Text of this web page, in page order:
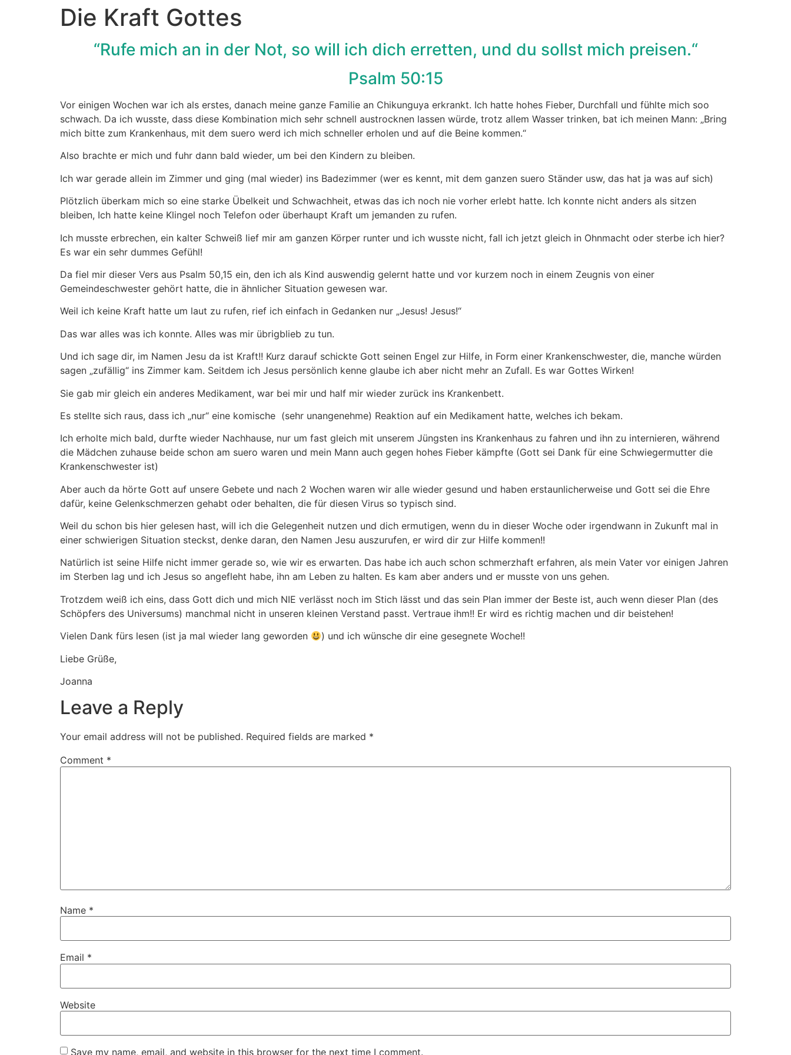
Die Kraft Gottes
“Rufe mich an in der Not, so will ich dich erretten, und du sollst mich preisen.“
‭‭Psalm‬ ‭50‬:‭15
Vor einigen Wochen war ich als erstes, danach meine ganze Familie an Chikunguya erkrankt. Ich hatte hohes Fieber, Durchfall und fühlte mich soo
schwach. Da ich wusste, dass diese Kombination mich sehr schnell austrocknen lassen würde, trotz allem Wasser trinken, bat ich meinen Mann: „Bring
mich bitte zum Krankenhaus, mit dem suero werd ich mich schneller erholen und auf die Beine kommen.“
Also brachte er mich und fuhr dann bald wieder, um bei den Kindern zu bleiben.
Ich war gerade allein im Zimmer und ging (mal wieder) ins Badezimmer (wer es kennt, mit dem ganzen suero Ständer usw, das hat ja was auf sich)
Plötzlich überkam mich so eine starke Übelkeit und Schwachheit, etwas das ich noch nie vorher erlebt hatte. Ich konnte nicht anders als sitzen
bleiben, Ich hatte keine Klingel noch Telefon oder überhaupt Kraft um jemanden zu rufen.
Ich musste erbrechen, ein kalter Schweiß lief mir am ganzen Körper runter und ich wusste nicht, fall ich jetzt gleich in Ohnmacht oder sterbe ich hier?
Es war ein sehr dummes Gefühl!
Da fiel mir dieser Vers aus Psalm 50,15 ein, den ich als Kind auswendig gelernt hatte und vor kurzem noch in einem Zeugnis von einer
Gemeindeschwester gehört hatte, die in ähnlicher Situation gewesen war.
Weil ich keine Kraft hatte um laut zu rufen, rief ich einfach in Gedanken nur „Jesus! Jesus!“
Das war alles was ich konnte. Alles was mir übrigblieb zu tun.
Und ich sage dir, im Namen Jesu da ist Kraft!! Kurz darauf schickte Gott seinen Engel zur Hilfe, in Form einer Krankenschwester, die, manche würden
sagen „zufällig“ ins Zimmer kam. Seitdem ich Jesus persönlich kenne glaube ich aber nicht mehr an Zufall. Es war Gottes Wirken!
Sie gab mir gleich ein anderes Medikament, war bei mir und half mir wieder zurück ins Krankenbett.
Es stellte sich raus, dass ich „nur“ eine komische (sehr unangenehme) Reaktion auf ein Medikament hatte, welches ich bekam.
Ich erholte mich bald, durfte wieder Nachhause, nur um fast gleich mit unserem Jüngsten ins Krankenhaus zu fahren und ihn zu internieren, während
die Mädchen zuhause beide schon am suero waren und mein Mann auch gegen hohes Fieber kämpfte (Gott sei Dank für eine Schwiegermutter die
Krankenschwester ist)
Aber auch da hörte Gott auf unsere Gebete und nach 2 Wochen waren wir alle wieder gesund und haben erstaunlicherweise und Gott sei die Ehre
dafür, keine Gelenkschmerzen gehabt oder behalten, die für diesen Virus so typisch sind.
Weil du schon bis hier gelesen hast, will ich die Gelegenheit nutzen und dich ermutigen, wenn du in dieser Woche oder irgendwann in Zukunft mal in
einer schwierigen Situation steckst, denke daran, den Namen Jesu auszurufen, er wird dir zur Hilfe kommen!!
Natürlich ist seine Hilfe nicht immer gerade so, wie wir es erwarten. Das habe ich auch schon schmerzhaft erfahren, als mein Vater vor einigen Jahren
im Sterben lag und ich Jesus so angefleht habe, ihn am Leben zu halten. Es kam aber anders und er musste von uns gehen.
Trotzdem weiß ich eins, dass Gott dich und mich NIE verlässt noch im Stich lässt und das sein Plan immer der Beste ist, auch wenn dieser Plan (des
Schöpfers des Universums) manchmal nicht in unseren kleinen Verstand passt. Vertraue ihm!! Er wird es richtig machen und dir beistehen!
Vielen Dank fürs lesen (ist ja mal wieder lang geworden
) und ich wünsche dir eine gesegnete Woche!!
Liebe Grüße,
Joanna
Leave a Reply
Your email address will not be published. Required fields are marked *
Comment *
Name *
Email *
Website
Save my name, email, and website in this browser for the next time I comment.